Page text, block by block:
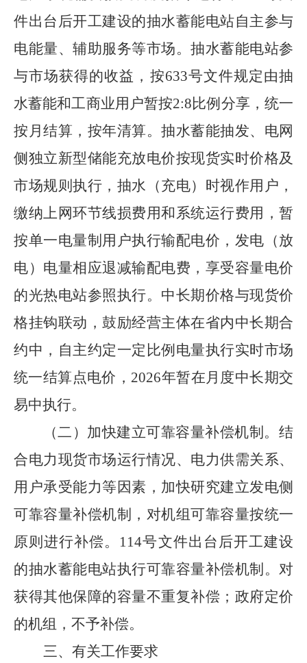
件出台后开工建设的抽水蓄能电站自主参与
电能量、辅助服务等市场。抽水蓄能电站参
与市场获得的收益，按633号文件规定由抽
水蓄能和工商业用户暂按2:8比例分享，统一
按月结算，按年清算。抽水蓄能抽发、电网
侧独立新型储能充放电价按现货实时价格及
市场规则执行，抽水（充电）时视作用户，
缴纳上网环节线损费用和系统运行费用，暂
按单一电量制用户执行输配电价，发电（放
电）电量相应退减输配电费，享受容量电价
的光热电站参照执行。中长期价格与现货价
格挂钩联动，鼓励经营主体在省内中长期合
约中，自主约定一定比例电量执行实时市场
统一结算点电价， 2026年暂在月度中长期交
易中执行。
（二）加快建立可靠容量补偿机制。 结
合电力现货市场运行情况、电力供需关系、
用户承受能力等因素，加快研究建立发电侧
可靠容量补偿机制，对机组可靠容量按统一
原则进行补偿。 114号文件出台后开工建设
的抽水蓄能电站执行可靠容量补偿机制。对
获得其他保障的容量不重复补偿；政府定价
的机组，不予补偿。
三、有关工作要求